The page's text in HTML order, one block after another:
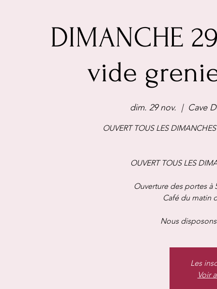
DIMANCHE
vide
dim. 29 nov.
  |
Cave
OUVERT TOUS LES
OUVERT TOUS LES
Ouverture des portes à
Café du matin
Nous
Les
Voir